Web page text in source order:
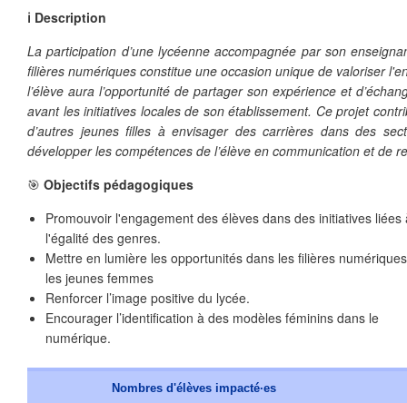
ℹ️ Description
La participation d’une lycéenne accompagnée par son
filières numériques constitue une occasion unique de valoriser
l’élève aura l’opportunité de partager son expérience et
avant les initiatives locales de son établissement. Ce projet
d’autres jeunes filles à envisager des carrières dans des
développer les compétences de l’élève en communication et de
🎯 Objectifs pédagogiques
Promouvoir l'engagement des élèves dans des initiatives liées
l'égalité des genres.
Mettre en lumière les opportunités dans les filières
les jeunes femmes
Renforcer l’image positive du lycée.
Encourager l’identification à des modèles féminins dans le
numérique.
Nombres d'élèves impacté·es